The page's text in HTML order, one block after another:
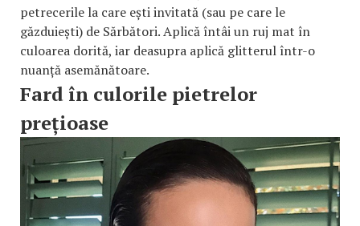
petrecerile la care ești invitată (sau pe care le
găzduiești) de Sărbători. Aplică întâi un ruj mat în
culoarea dorită, iar deasupra aplică glitterul într-o
nuanță asemănătoare.
Fard în culorile pietrelor
prețioase